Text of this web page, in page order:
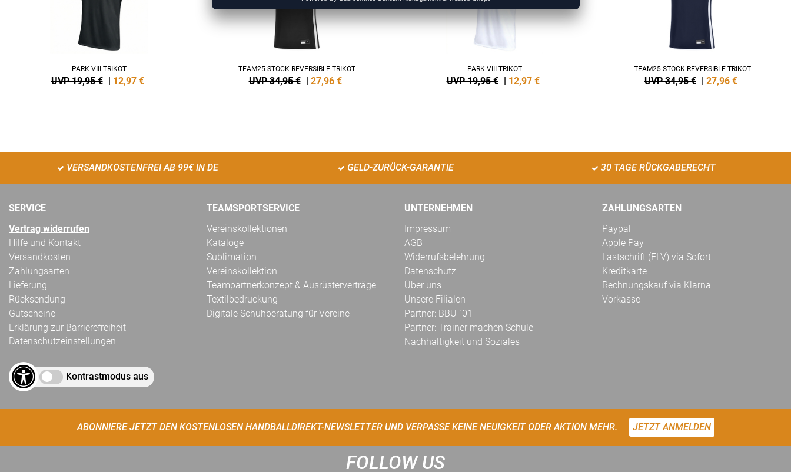
PARK VIII TRIKOT
UVP 19,95 € | 12,97 €
TEAM25 STOCK REVERSIBLE TRIKOT
UVP 34,95 € | 27,96 €
PARK VIII TRIKOT
UVP 19,95 € | 12,97 €
TEAM25 STOCK REVERSIBLE TRIKOT
UVP 34,95 € | 27,96 €
VERSANDKOSTENFREI AB 99€ IN DE GELD-ZURÜCK-GARANTIE 30 TAGE RÜCKGABERECHT
SERVICE
Vertrag widerrufen
Hilfe und Kontakt
Versandkosten
Zahlungsarten
Lieferung
Rücksendung
Gutscheine
Erklärung zur Barrierefreiheit
Datenschutzeinstellungen
Kontrastmodus aus
TEAMSPORTSERVICE
Vereinskollektionen
Kataloge
Sublimation
Vereinskollektion
Teampartnerkonzept & Ausrüsterverträge
Textilbedruckung
Digitale Schuhberatung für Vereine
UNTERNEHMEN
Impressum
AGB
Widerrufsbelehrung
Datenschutz
Über uns
Unsere Filialen
Partner: BBU ´01
Partner: Trainer machen Schule
Nachhaltigkeit und Soziales
ZAHLUNGSARTEN
Paypal
Apple Pay
Lastschrift (ELV) via Sofort
Kreditkarte
Rechnungskauf via Klarna
Vorkasse
ABONNIERE JETZT DEN KOSTENLOSEN HANDBALLDIREKT-NEWSLETTER UND VERPASSE KEINE NEUIGKEIT ODER AKTION MEHR. JETZT ANMELDEN
FOLLOW US